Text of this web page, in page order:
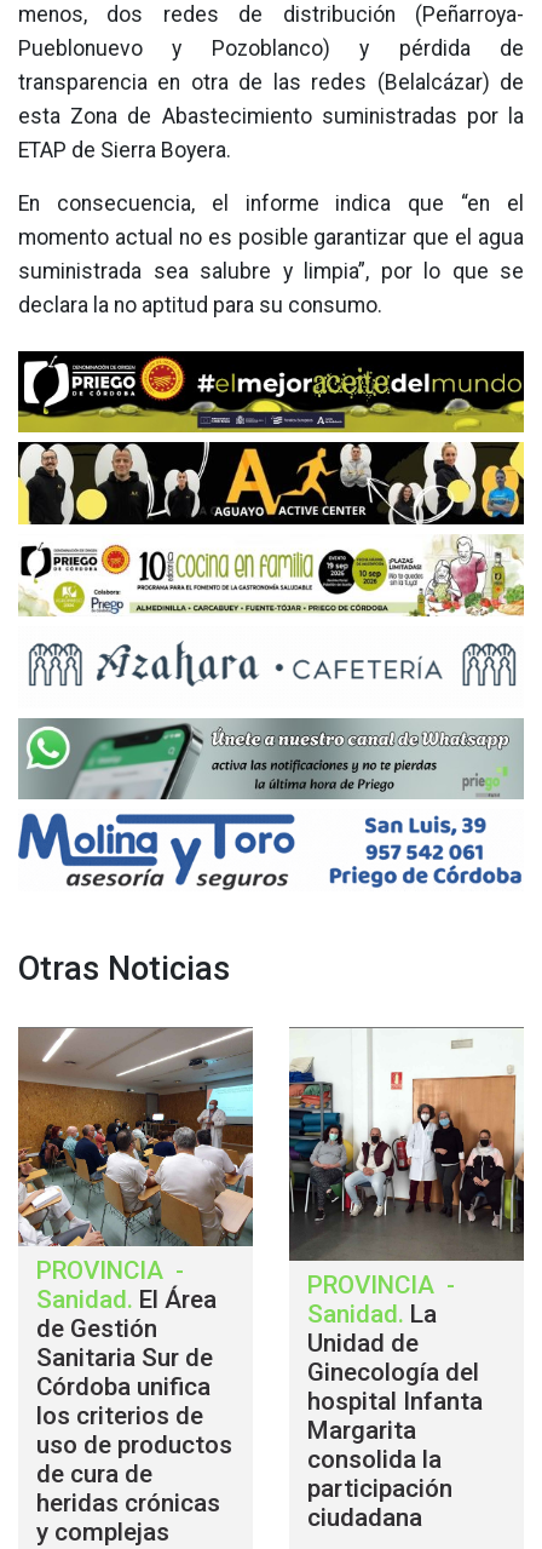
menos, dos redes de distribución (Peñarroya-
Pueblonuevo y Pozoblanco) y pérdida de
transparencia en otra de las redes (Belalcázar) de
esta Zona de Abastecimiento suministradas por la
ETAP de Sierra Boyera.
En consecuencia, el informe indica que “en el
momento actual no es posible garantizar que el agua
suministrada sea salubre y limpia”, por lo que se
declara la no aptitud para su consumo.
Otras Noticias
PROVINCIA -
Sanidad. El Área
de Gestión
Sanitaria Sur de
Córdoba unifica
los criterios de
uso de productos
de cura de
heridas crónicas
y complejas
PROVINCIA -
Sanidad. La
Unidad de
Ginecología del
hospital Infanta
Margarita
consolida la
participación
ciudadana